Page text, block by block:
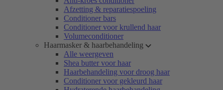
Afzetting & reparatiespoeling
Conditioner bars
Conditioner voor krullend haar
Volumeconditioner
Haarmasker & haarbehandeling
Alle weergeven
Shea butter voor haar
Haarbehandeling voor droog haar
Conditioner voor gekleurd haar